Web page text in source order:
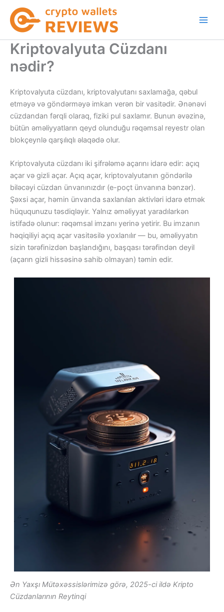
content
Kriptovalyuta Cüzdanı
nədir?
Kriptovalyuta cüzdanı, kriptovalyutanı saxlamağa, qəbul
etməyə və göndərməyə imkan verən bir vasitədir. Ənənəvi
cüzdandan fərqli olaraq, fiziki pul saxlamır. Bunun əvəzinə,
bütün əməliyyatların qeyd olunduğu rəqəmsal reyestr olan
blokçeynlə qarşılıqlı əlaqədə olur.
Kriptovalyuta cüzdanı iki şifrələmə açarını idarə edir: açıq
açar və gizli açar. Açıq açar, kriptovalyutanın göndərilə
biləcəyi cüzdan ünvanınızdır (e-poçt ünvanına bənzər).
Şəxsi açar, həmin ünvanda saxlanılan aktivləri idarə etmək
hüququnuzu təsdiqləyir. Yalnız əməliyyat yaradılarkən
istifadə olunur: rəqəmsal imzanı yerinə yetirir. Bu imzanın
həqiqiliyi açıq açar vasitəsilə yoxlanılır — bu, əməliyyatın
sizin tərəfinizdən başlandığını, başqası tərəfindən deyil
(açarın gizli hissəsinə sahib olmayan) təmin edir.
Ən Yaxşı Mütəxəssislərimizə görə, 2025-ci ildə Kripto
Cüzdanlarının Reytinqi